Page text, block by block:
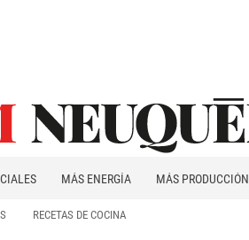
MÁS ENERGÍA MÁS PRODUCCIÓN
RECETAS DE COCINA